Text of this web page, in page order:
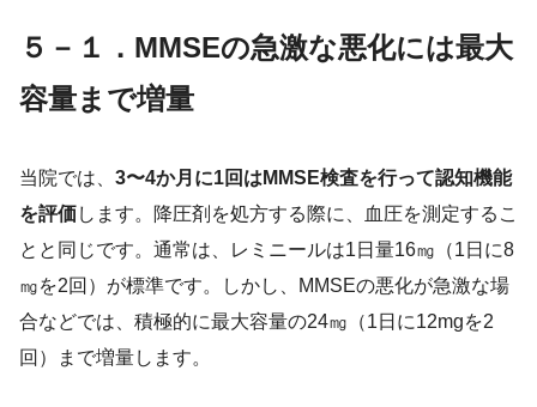
５－１．MMSEの急激な悪化には最大
容量まで増量
当院では、 3〜4か月に1回はMMSE検査を行って認知機能
を評価します。降圧剤を処方する際に、血圧を測定するこ
とと同じです。通常は、レミニールは1日量16㎎（1日に8
㎎を2回）が標準です。しかし、MMSEの悪化が急激な場
合などでは、積極的に最大容量の24㎎（1日に12mgを2
回）まで増量します。